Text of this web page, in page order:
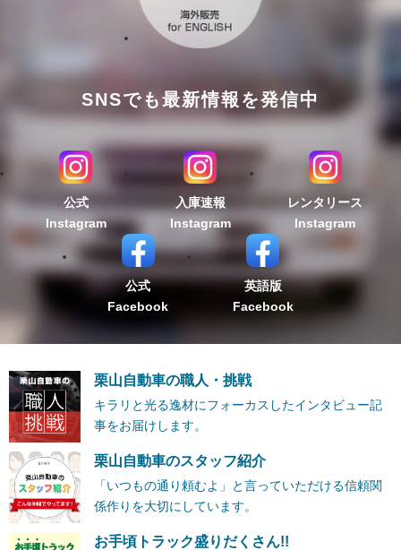
SNSでも最新情報を発信中
公式
Instagram
入庫速報
Instagram
レンタリース
Instagram
公式
Facebook
英語版
Facebook
栗山自動車の職人・挑戦
キラリと光る逸材にフォーカスしたインタビュー記
事をお届けします。
栗山自動車のスタッフ紹介
「いつもの通り頼むよ」と言っていただける信頼関
係作りを大切にしています。
お手頃トラック盛りだくさん!!